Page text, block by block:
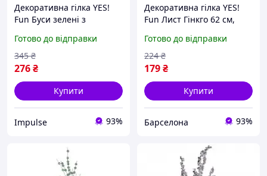
Декоративна гілка YES!
Fun Буси зелені з
декору berlin
Готово до відправки
276₴
345 ₴
Купити
Impulse 93%
Декоративна гілка YES!
Fun Лист Гінкго 62 см,
picnic
Готово до відправки
179₴
224 ₴
Купити
Барселона 93%